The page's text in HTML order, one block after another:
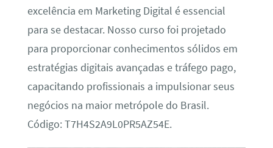
excelência em Marketing Digital é essencial
para se destacar. Nosso curso foi projetado
para proporcionar conhecimentos sólidos em
estratégias digitais avançadas e tráfego pago,
capacitando profissionais a impulsionar seus
negócios na maior metrópole do Brasil.
Código: T7H4S2A9L0PR5AZ54E.